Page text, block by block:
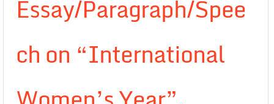
Essay/Paragraph/Spee
ch on “International